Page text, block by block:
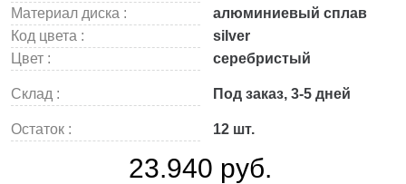
Материал диска :
алюминиевый сплав
Код цвета :
silver
Цвет :
серебристый
Склад : Под заказ, 3-5 дней
Остаток : 12 шт.
23.940 руб.